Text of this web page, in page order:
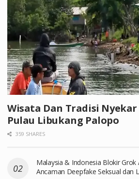
Wisata Dan Tradisi Nyekar
Pulau Libukang Palopo
359 SHARES
Malaysia & Indonesia Blokir Grok
Ancaman Deepfake Seksual dan